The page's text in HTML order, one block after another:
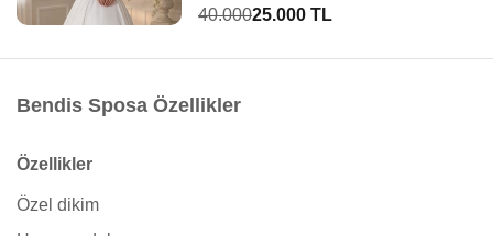
40.00025.000 TL
Bendis Sposa Özellikler
Özellikler
Özel dikim